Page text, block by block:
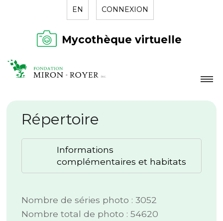
EN CONNEXION
Mycothèque virtuelle
LA FONDATION
NOUVELLES
RÉPERTOIRE
Répertoire
Informations
complémentaires et habitats
Nombre de séries photo : 3052
Nombre total de photo : 54620